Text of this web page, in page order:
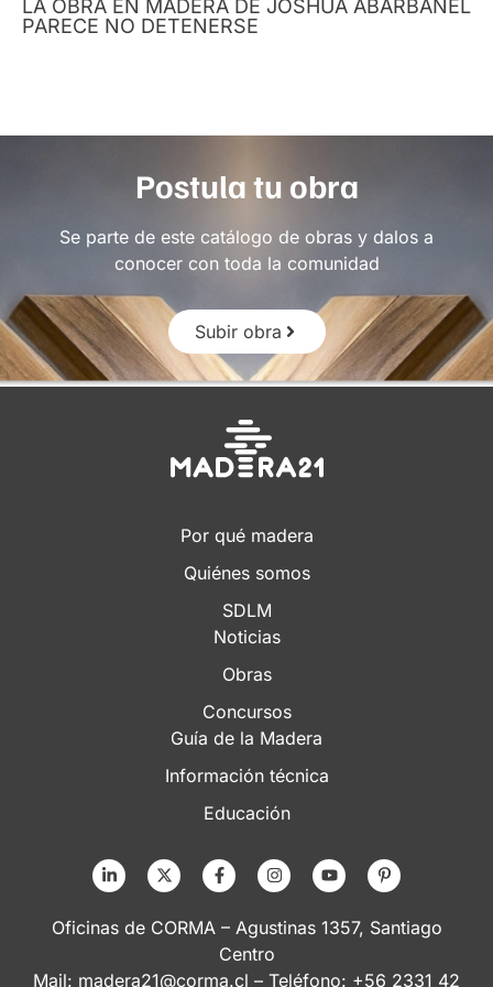
LA OBRA EN MADERA DE JOSHUA ABARBANEL
PARECE NO DETENERSE
Postula tu obra
Se parte de este catálogo de obras y dalos a
conocer con toda la comunidad
Subir obra
Por qué madera
Quiénes somos
SDLM
Noticias
Obras
Concursos
Guía de la Madera
Información técnica
Educación
Oficinas de CORMA – Agustinas 1357, Santiago
Centro
Mail: madera21@corma.cl – Teléfono: +56 2331 42